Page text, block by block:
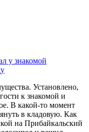
у знакомой
Установлено,
к знакомой и
В какой-то момент
в кладовую. Как
на Прибайкальский